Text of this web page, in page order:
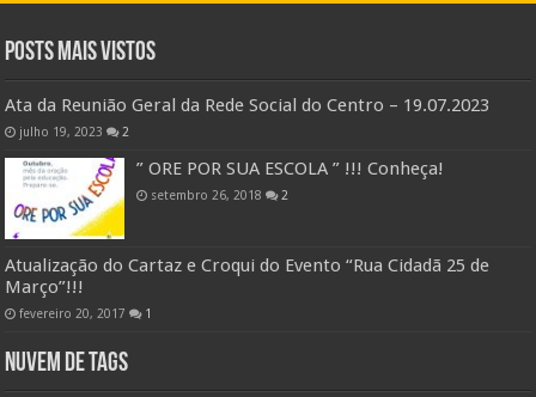
Posts Mais Vistos
Ata da Reunião Geral da Rede Social do Centro – 19.07.2023
julho 19, 2023 2
” ORE POR SUA ESCOLA ” !!! Conheça!
setembro 26, 2018 2
Atualização do Cartaz e Croqui do Evento “Rua Cidadã 25 de
Março”!!!
fevereiro 20, 2017 1
Nuvem de Tags